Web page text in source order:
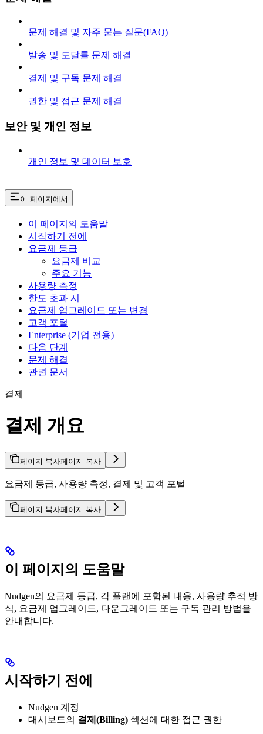
문제 해결 및 자주 묻는 질문(FAQ)
발송 및 도달률 문제 해결
결제 및 구독 문제 해결
권한 및 접근 문제 해결
보안 및 개인 정보
개인 정보 및 데이터 보호
이 페이지에서
이 페이지의 도움말
시작하기 전에
요금제 등급
요금제 비교
주요 기능
사용량 측정
한도 초과 시
요금제 업그레이드 또는 변경
고객 포털
Enterprise (기업 전용)
다음 단계
문제 해결
관련 문서
결제
결제 개요
페이지 복사페이지 복사
요금제 등급, 사용량 측정, 결제 및 고객 포털
페이지 복사페이지 복사
이 페이지의 도움말
Nudgen의 요금제 등급, 각 플랜에 포함된 내용, 사용량 추적 방
식, 요금제 업그레이드, 다운그레이드 또는 구독 관리 방법을
안내합니다.
시작하기 전에
Nudgen 계정
대시보드의 결제(Billing) 섹션에 대한 접근 권한